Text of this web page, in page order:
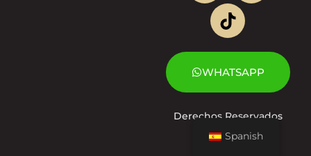
WHATSAPP
Derechos Reservados
2025 | VIVA
Spanish